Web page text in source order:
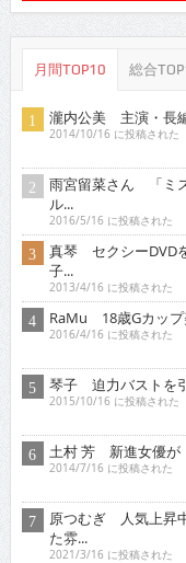
月間TOP10 総合
瀧内公美 主演・長
2014/10/16 に投稿された
雨宮留菜さん 「ミ
ル...
2016/5/16 に投稿された
真琴 セクシーDVD
子...
2013/4/16 に投稿された
RaMu 18歳Gカップ
2016/4/16 に投稿された
琴子 迫力バストを
2015/10/16 に投稿された
土村 芳 新進女優が
2014/7/16 に投稿された
原つむぎ 人気上昇
た雰...
2021/3/16 に投稿された